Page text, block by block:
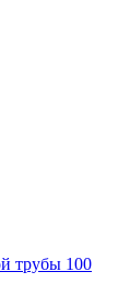
трубы 100